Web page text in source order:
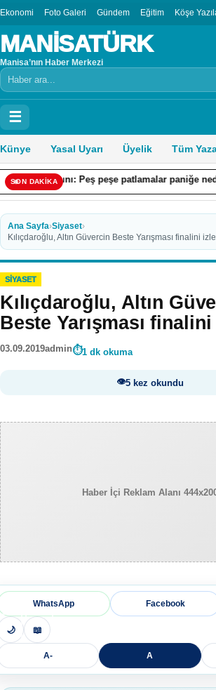
Ekonomi Foto Galeri Gündem Eğitim Köşe
MANİSATÜRK
Manisa’nın Haber Merkezi
Arama
☰
Künye Yasal Uyarı Üyelik Tüm
SON DAKİKA
Peş peşe patlamalar paniğe neden oldu
Ana Sayfa›Siyaset›
Kılıçdaroğlu, Altın Güvercin Beste Yarışması finalini
SIYASET
Kılıçdaroğlu, Altın
Beste Yarışması
03.09.2019admin 1 dk okuma
5 kez okundu
Haber İçi Reklam Alanı
WhatsApp Facebook
🌙 📖
A- A